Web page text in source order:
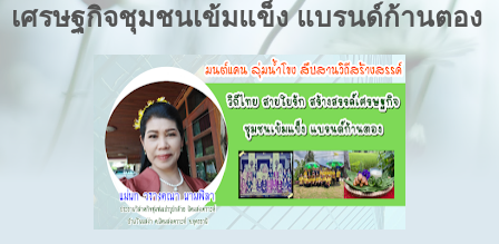
เศรษฐกิจชุมชนเข้มแข็ง แบรนด์ก้านตอง